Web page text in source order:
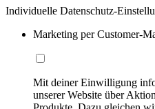
Individuelle Datenschutz-
Marketing per Customer-
Mit deiner Einwilligung
unserer Website über